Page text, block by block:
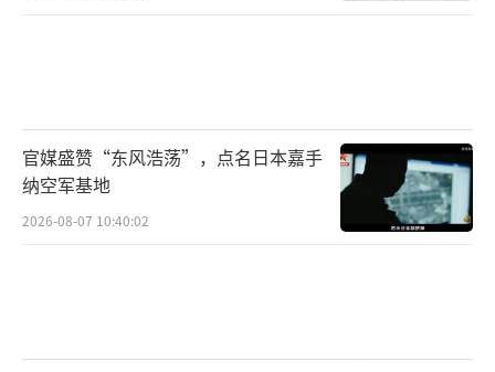
官媒盛赞“东风浩荡”，点名日本嘉手
纳空军基地
2026-08-07 10:40:02